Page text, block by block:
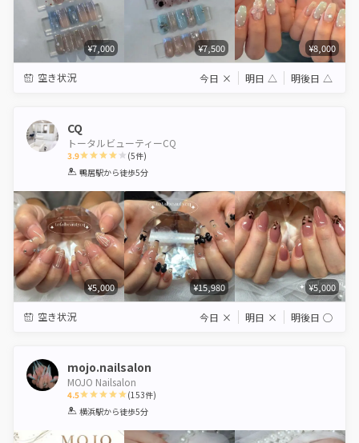
¥7,000 ¥7,500 ¥8,000
空き状況 今日 × 明日 △ 明後日 △
CQ
トータルビューティーCQ
3.9
1 2 3 4 5
(5件)
鴨居駅から徒歩5分
¥5,000 ¥15,980 ¥5,000
空き状況 今日 × 明日 × 明後日 ◯
mojo.nailsalon
MOJO Nailsalon
4.5
1 2 3 4 5
(153件)
横浜駅から徒歩5分